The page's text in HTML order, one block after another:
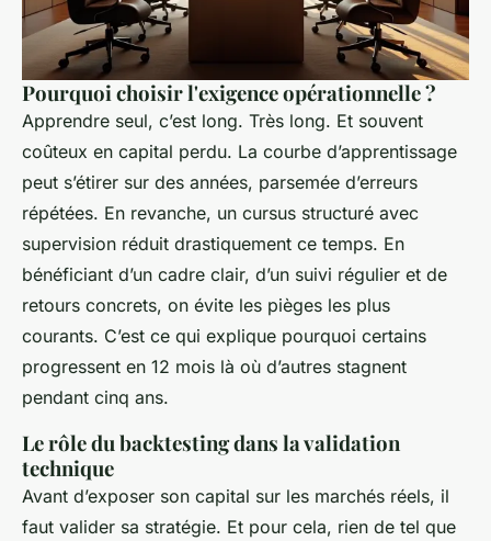
Pourquoi choisir l'exigence opérationnelle ?
Apprendre seul, c’est long. Très long. Et souvent
coûteux en capital perdu. La courbe d’apprentissage
peut s’étirer sur des années, parsemée d’erreurs
répétées. En revanche, un cursus structuré avec
supervision réduit drastiquement ce temps. En
bénéficiant d’un cadre clair, d’un suivi régulier et de
retours concrets, on évite les pièges les plus
courants. C’est ce qui explique pourquoi certains
progressent en 12 mois là où d’autres stagnent
pendant cinq ans.
Le rôle du backtesting dans la validation
technique
Avant d’exposer son capital sur les marchés réels, il
faut valider sa stratégie. Et pour cela, rien de tel que